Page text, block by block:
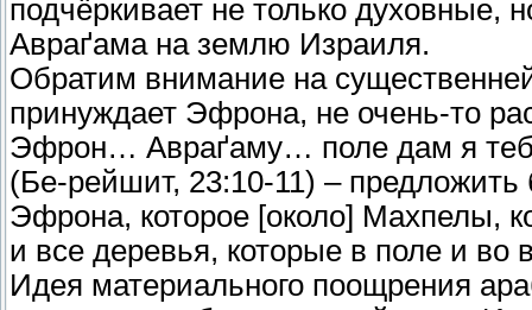
подчёркивает не только духовные,
Авраґама на землю Израиля.
Обратим внимание на
принуждает Эфрона, не очень-то
Эфрон… Авраґаму… поле дам я
(Бе-рейшит, 23:10-11) –
Эфрона, которое [около] Махпелы,
и все деревья, которые в поле и во
Идея материального поощрения